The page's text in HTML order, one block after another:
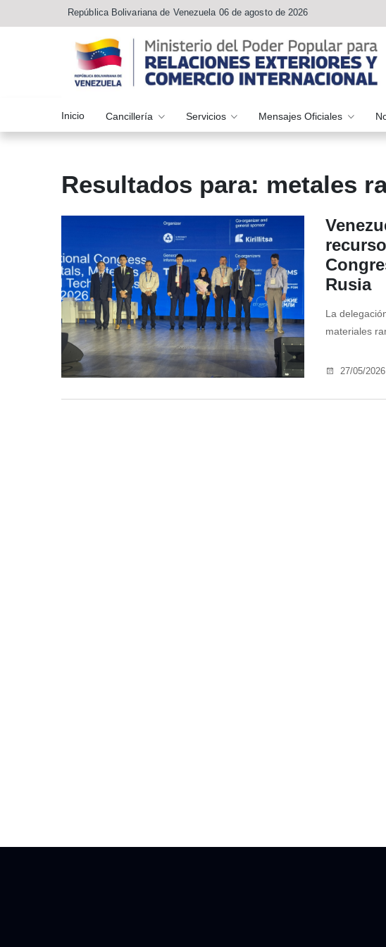
República Bolivariana de Venezuela 06 de agosto de 2026
Inicio Cancillería Servicios Mensajes Oficiales
Resultados para: metales
Rusia
La
materiales
27/05/2026